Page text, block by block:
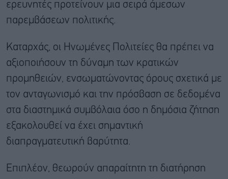
ερευνητές προτείνουν μια σειρά άμεσων
παρεμβάσεων πολιτικής.
Καταρχάς, οι Ηνωμένες Πολιτείες θα πρέπει να
αξιοποιήσουν τη δύναμη των κρατικών
προμηθειών, ενσωματώνοντας όρους σχετικά με
τον ανταγωνισμό και την πρόσβαση σε δεδομένα
στα διαστημικά συμβόλαια όσο η δημόσια ζήτηση
εξακολουθεί να έχει σημαντική
διαπραγματευτική βαρύτητα.
Επιπλέον, θεωρούν απαραίτητη τη διατήρηση